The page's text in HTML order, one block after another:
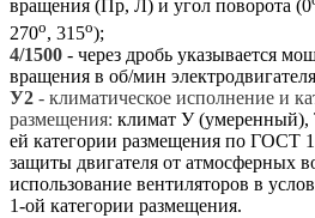
вращения (Пр, Л) и угол поворота (0
270о, 315о);
4/1500 - через дробь указывается
вращения в об/мин
У2 - климатическое исполнение и
размещения: климат У (умеренный),
ей категории размещения по ГОСТ
защиты двигателя от атмосферных
использование вентиляторов в
1-ой категории размещения.